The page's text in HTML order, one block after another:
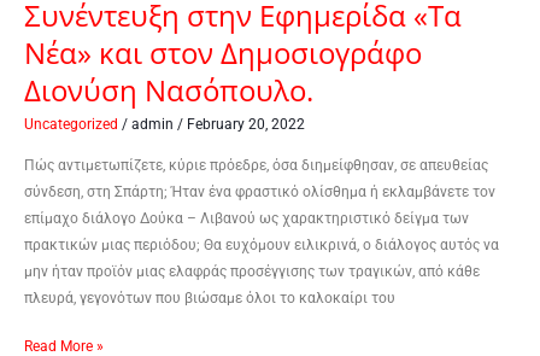
Συνέντευξη στην Εφημερίδα «Τα
Νέα» και στον Δημοσιογράφο
Διονύση Νασόπουλο.
Uncategorized / admin / February 20, 2022
Πώς αντιμετωπίζετε, κύριε πρόεδρε, όσα διημείφθησαν, σε απευθείας
σύνδεση, στη Σπάρτη; Ήταν ένα φραστικό ολίσθημα ή εκλαμβάνετε τον
επίμαχο διάλογο Δούκα – Λιβανού ως χαρακτηριστικό δείγμα των
πρακτικών μιας περιόδου; Θα ευχόμουν ειλικρινά, ο διάλογος αυτός να
μην ήταν προϊόν μιας ελαφράς προσέγγισης των τραγικών, από κάθε
πλευρά, γεγονότων που βιώσαμε όλοι το καλοκαίρι του
Read More »